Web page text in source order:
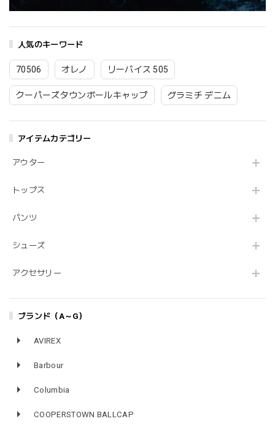
人気のキーワード
70506 オレノ リーバイス 505
クーパーズタウンボールキャップ グラミチ デニム
アイテムカテゴリー
アウター
トップス
パンツ
シューズ
アクセサリー
ブランド（A～G）
AVIREX
Barbour
Columbia
COOPERSTOWN BALLCAP